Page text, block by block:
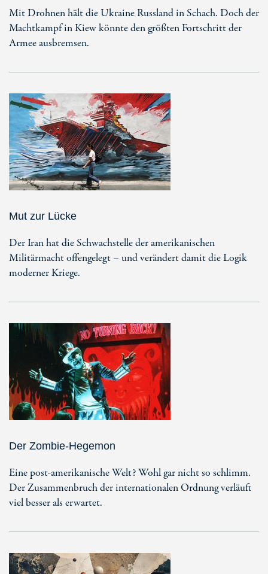
Mit Drohnen hält die Ukraine Russland in Schach. Doch der
Machtkampf in Kiew könnte den größten Fortschritt der
Armee ausbremsen.
Mut zur Lücke
Der Iran hat die Schwachstelle der amerikanischen
Militärmacht offengelegt – und verändert damit die Logik
moderner Kriege.
Der Zombie-Hegemon
Eine post-amerikanische Welt? Wohl gar nicht so schlimm.
Der Zusammenbruch der internationalen Ordnung verläuft
viel besser als erwartet.